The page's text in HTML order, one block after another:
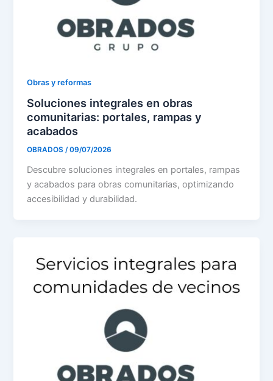
Obras y reformas
Soluciones integrales en obras
comunitarias: portales, rampas y
acabados
OBRADOS/09/07/2026
Descubre soluciones integrales en portales, rampas
y acabados para obras comunitarias, optimizando
accesibilidad y durabilidad.